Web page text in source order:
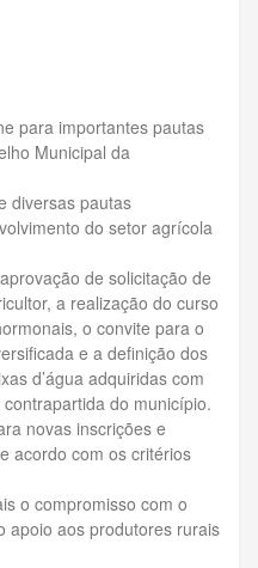
para importantes pautas
Municipal da
diversas pautas
do setor agrícola
de solicitação de
a realização do curso
o convite para o
e a definição dos
d’água adquiridas com
do município.
novas inscrições e
acordo com os critérios
o compromisso com o
apoio aos produtores rurais